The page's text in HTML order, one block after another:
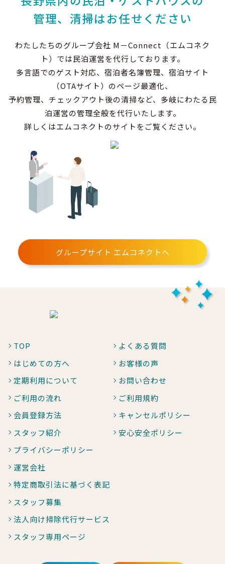
管理、清掃はお任せください
わたしたちのグループ会社 M－Connect（エムコネク
ト）では民泊運営を代行しております。
多言語でのゲスト対応、宿泊者名簿管理、宿泊サイト
（OTAサイト）のページ最適化、
予約管理、チェックアウト後の清掃など、多岐にわたる民
泊運営の管理全般を代行いたします。
詳しくはエムコネクトのサイトをご覧ください。
グループサイト エムコネクトへ
TOP
はじめての方へ
定期利用について
ご利用の流れ
会員登録方法
スタッフ紹介
よくある質問
お客様の声
お問い合わせ
ご利用規約
キャンセルポリシー
安心安全ポリシー
プライバシーポリシー
運営会社
特定商取引法に基づく表記
スタッフ募集
法人向け掃除代行サービス
スタッフ専用ページ